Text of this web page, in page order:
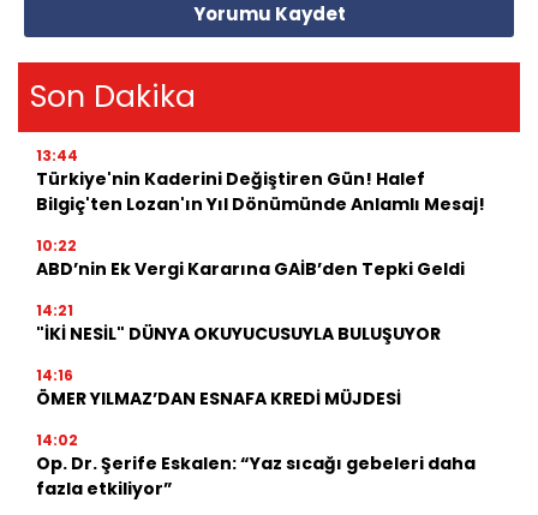
Yorumu Kaydet
Son Dakika
13:44
Türkiye'nin Kaderini Değiştiren Gün! Halef
Bilgiç'ten Lozan'ın Yıl Dönümünde Anlamlı Mesaj!
10:22
ABD’nin Ek Vergi Kararına GAİB’den Tepki Geldi
14:21
"İKİ NESİL" DÜNYA OKUYUCUSUYLA BULUŞUYOR
14:16
ÖMER YILMAZ’DAN ESNAFA KREDİ MÜJDESİ
14:02
Op. Dr. Şerife Eskalen: “Yaz sıcağı gebeleri daha
fazla etkiliyor”